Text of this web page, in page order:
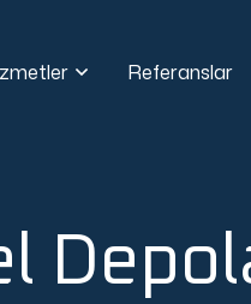
Referanslar